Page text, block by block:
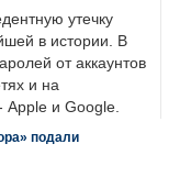
утечку
в истории. В
от аккаунтов
и на
Apple и Google.
подали